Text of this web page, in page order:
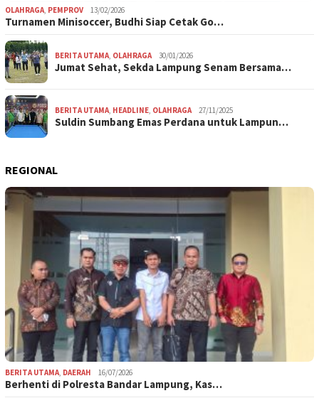
OLAHRAGA, PEMPROV 13/02/2026
Turnamen Minisoccer, Budhi Siap Cetak Go…
BERITA UTAMA, OLAHRAGA 30/01/2026
Jumat Sehat, Sekda Lampung Senam Bersama…
BERITA UTAMA, HEADLINE, OLAHRAGA 27/11/2025
Suldin Sumbang Emas Perdana untuk Lampun…
REGIONAL
BERITA UTAMA DAERAH 16/07/2026
Berhenti di Polresta Bandar Lampung, Kas…